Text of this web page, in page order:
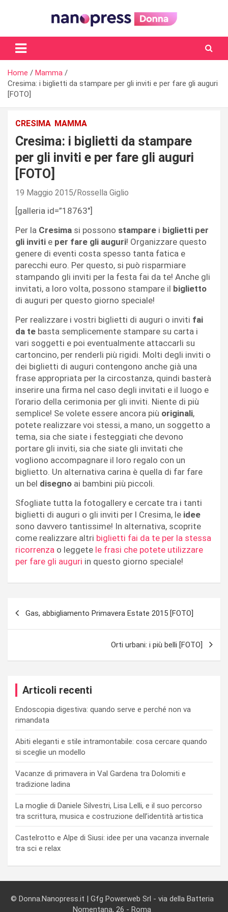
Il magazine femminile di Nanopress.it
Home
Mamma
Cresima: i biglietti da stampare per gli inviti e per fare gli auguri
[FOTO]
CRESIMA MAMMA
Cresima: i biglietti da stampare
per gli inviti e per fare gli auguri
[FOTO]
19 Maggio 2015 Rossella Giglio
[galleria id=”18763″]
Per la Cresima si possono stampare i biglietti per
gli inviti e per fare gli auguri! Organizzare questo
genere di eventi costa spesso tanta fatica e
parecchi euro. Per questo, si può risparmiare
stampando gli inviti per la festa fai da te! Anche gli
invitati, a loro volta, possono stampare il biglietto
di auguri per questo giorno speciale!
Per realizzare i vostri biglietti di auguri o inviti fai
da te basta semplicemente stampare su carta i
vari soggetti e poi eventualmente attaccarli su
cartoncino, per renderli più rigidi. Molti degli inviti o
dei biglietti di auguri contengono anche già una
frase appropriata per la circostanza, quindi basterà
inserire una firma nel caso degli invitati e il luogo e
l’orario della cerimonia per gli inviti. Niente di più
semplice! Se volete essere ancora più originali,
potete realizzare voi stessi, a mano, un soggetto a
tema, sia che siate i festeggiati che devono
portare gli inviti, sia che siate gli invitati che
vogliono accompagnare il loro regalo con un
biglietto. Un alternativa carina è quella di far fare
un bel disegno ai bambini più piccoli.
Sfogliate tutta la fotogallery e cercate tra i tanti
biglietti di auguri o gli inviti per l Cresima, le idee
sono davvero tantissime! In alternativa, scoprite
come realizzare altri biglietti fai da te per la stessa
ricorrenza o leggete le frasi che potete utilizzare
per fare gli auguri in questo giorno speciale!
articoli
Gas, abbigliamento Primavera Estate 2015 [FOTO]
Orti urbani: i più belli [FOTO]
Articoli recenti
Endoscopia digestiva: quando serve e perché non va
rimandata
Abiti eleganti e stile intramontabile: cosa cercare quando
si sceglie un modello
Vacanze di primavera in Val Gardena tra Dolomiti e
tradizione ladina
La moglie di Daniele Silvestri, Lisa Lelli, e il suo percorso
tra scrittura, musica e costruzione dell’identità artistica
Castelrotto e Alpe di Siusi: idee per una vacanza invernale
tra sci e relax
© Donna.Nanopress.it | Gfg Powerweb Srl - via della Batteria
Nomentana, 26 - Roma